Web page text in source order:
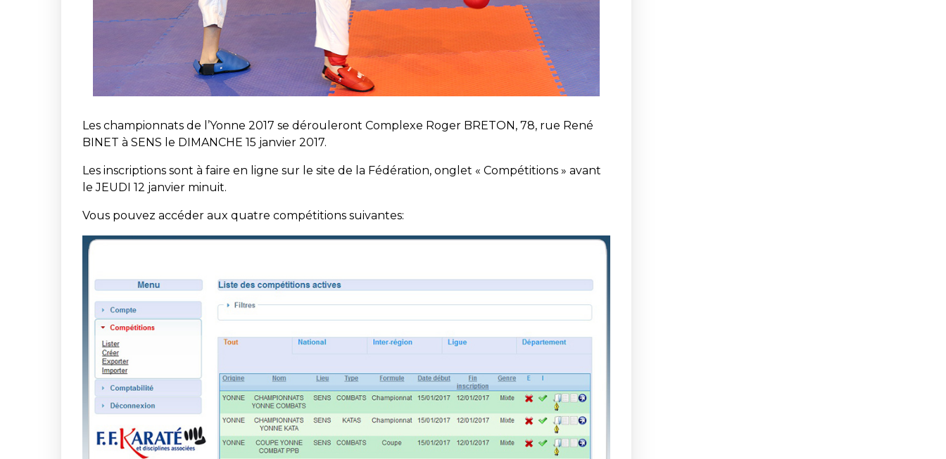
Les championnats de l’Yonne 2017 se dérouleront Complexe Roger BRETON, 78, rue René
BINET à SENS le DIMANCHE 15 janvier 2017.
Les inscriptions sont à faire en ligne sur le site de la Fédération, onglet « Compétitions » avant
le JEUDI 12 janvier minuit.
Vous pouvez accéder aux quatre compétitions suivantes: